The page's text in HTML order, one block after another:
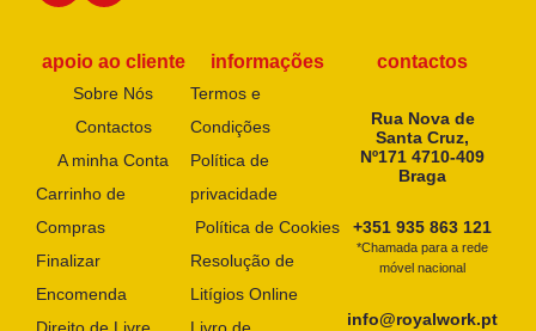
apoio ao cliente
Sobre Nós
Contactos
A minha Conta
Carrinho de
Compras
Finalizar
Encomenda
Direito de Livre
informações
Termos e
Condições
Política de
privacidade
Política de Cookies
Resolução de
Litígios Online
Livro de
contactos
Rua Nova de
Santa Cruz,
Nº171 4710-409
Braga
+351 935 863 121
*Chamada para a rede
móvel nacional
info@royalwork.pt